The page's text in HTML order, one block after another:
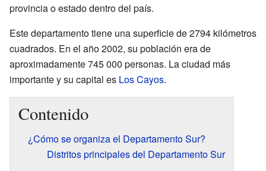
provincia o estado dentro del país.
Este departamento tiene una superficie de 2794 kilómetros
cuadrados. En el año 2002, su población era de
aproximadamente 745 000 personas. La ciudad más
importante y su capital es Los Cayos.
Contenido
¿Cómo se organiza el Departamento Sur?
Distritos principales del Departamento Sur